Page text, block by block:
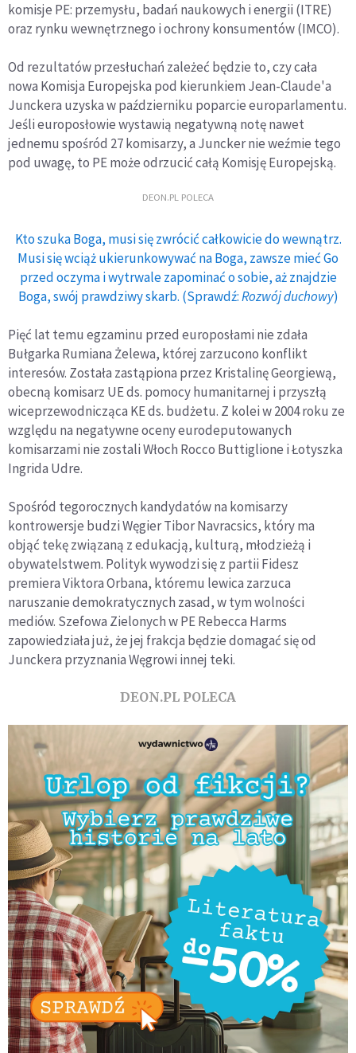
komisje PE: przemysłu, badań naukowych i energii (ITRE)
oraz rynku wewnętrznego i ochrony konsumentów (IMCO).
Od rezultatów przesłuchań zależeć będzie to, czy cała
nowa Komisja Europejska pod kierunkiem Jean-Claude'a
Junckera uzyska w październiku poparcie europarlamentu.
Jeśli europosłowie wystawią negatywną notę nawet
jednemu spośród 27 komisarzy, a Juncker nie weźmie tego
pod uwagę, to PE może odrzucić całą Komisję Europejską.
DEON.PL POLECA
Kto szuka Boga, musi się zwrócić całkowicie do wewnątrz.
Musi się wciąż ukierunkowywać na Boga, zawsze mieć Go
przed oczyma i wytrwale zapominać o sobie, aż znajdzie
Boga, swój prawdziwy skarb. (Sprawdź:Rozwój duchowy)
Pięć lat temu egzaminu przed europosłami nie zdała
Bułgarka Rumiana Żelewa, której zarzucono konflikt
interesów. Została zastąpiona przez Kristalinę Georgiewą,
obecną komisarz UE ds. pomocy humanitarnej i przyszłą
wiceprzewodnicząca KE ds. budżetu. Z kolei w 2004 roku ze
względu na negatywne oceny eurodeputowanych
komisarzami nie zostali Włoch Rocco Buttiglione i Łotyszka
Ingrida Udre.
Spośród tegorocznych kandydatów na komisarzy
kontrowersje budzi Węgier Tibor Navracsics, który ma
objąć tekę związaną z edukacją, kulturą, młodzieżą i
obywatelstwem. Polityk wywodzi się z partii Fidesz
premiera Viktora Orbana, któremu lewica zarzuca
naruszanie demokratycznych zasad, w tym wolności
mediów. Szefowa Zielonych w PE Rebecca Harms
zapowiedziała już, że jej frakcja będzie domagać się od
Junckera przyznania Węgrowi innej teki.
DEON.PL POLECA